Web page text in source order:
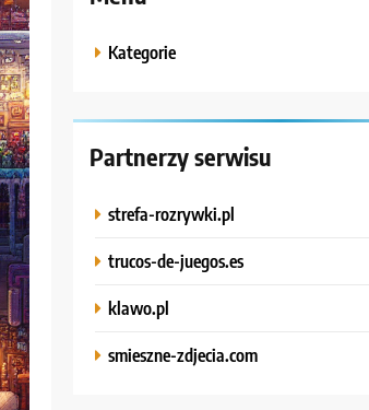
Kategorie
Partnerzy serwisu
strefa-rozrywki.pl
trucos-de-juegos.es
klawo.pl
smieszne-zdjecia.com